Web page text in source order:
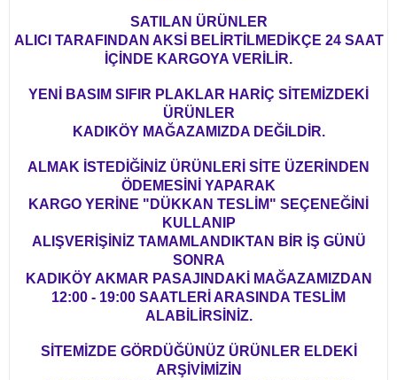
SATILAN ÜRÜNLER
ALICI TARAFINDAN AKSİ BELİRTİLMEDİKÇE 24 SAAT
İÇİNDE KARGOYA VERİLİR.
YENİ BASIM SIFIR PLAKLAR HARİÇ SİTEMİZDEKİ
ÜRÜNLER
KADIKÖY MAĞAZAMIZDA DEĞİLDİR.
ALMAK İSTEDİĞİNİZ ÜRÜNLERİ SİTE ÜZERİNDEN
ÖDEMESİNİ YAPARAK
KARGO YERİNE "DÜKKAN TESLİM" SEÇENEĞİNİ
KULLANIP
ALIŞVERİŞİNİZ TAMAMLANDIKTAN BİR İŞ GÜNÜ
SONRA
KADIKÖY AKMAR PASAJINDAKİ MAĞAZAMIZDAN
12:00 - 19:00 SAATLERİ ARASINDA TESLİM
ALABİLİRSİNİZ.
SİTEMİZDE GÖRDÜĞÜNÜZ ÜRÜNLER ELDEKİ
ARŞİVİMİZİN